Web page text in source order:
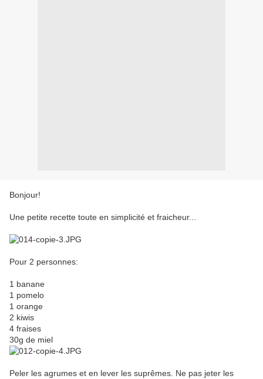
Bonjour!
Une petite recette toute en simplicité et fraicheur...
Pour 2 personnes:
1 banane
1 pomelo
1 orange
2 kiwis
4 fraises
30g de miel
Peler les agrumes et en lever les suprêmes. Ne pas jeter les